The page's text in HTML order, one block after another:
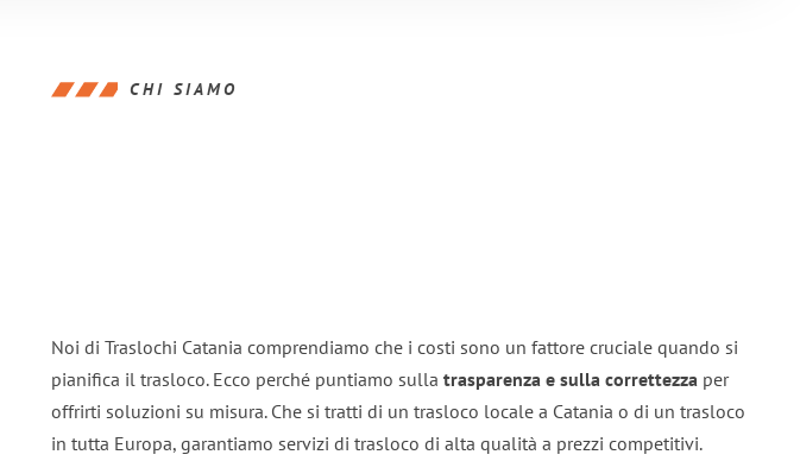
CHI SIAMO
Noi di Traslochi Catania comprendiamo che i costi sono un fattore cruciale quando si
pianifica il trasloco. Ecco perché puntiamo sulla trasparenza e sulla correttezza per
offrirti soluzioni su misura. Che si tratti di un trasloco locale a Catania o di un trasloco
in tutta Europa, garantiamo servizi di trasloco di alta qualità a prezzi competitivi.